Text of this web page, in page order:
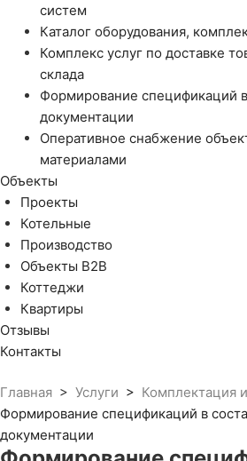
систем
Каталог оборудования,
Комплекс услуг по доставке
склада
Формирование спецификаций
документации
Оперативное снабжение
материалами
Объекты
Проекты
Котельные
Производство
Объекты В2В
Коттеджи
Квартиры
Отзывы
Контакты
Главная > Услуги > Комплектация
Формирование спецификаций в
документации